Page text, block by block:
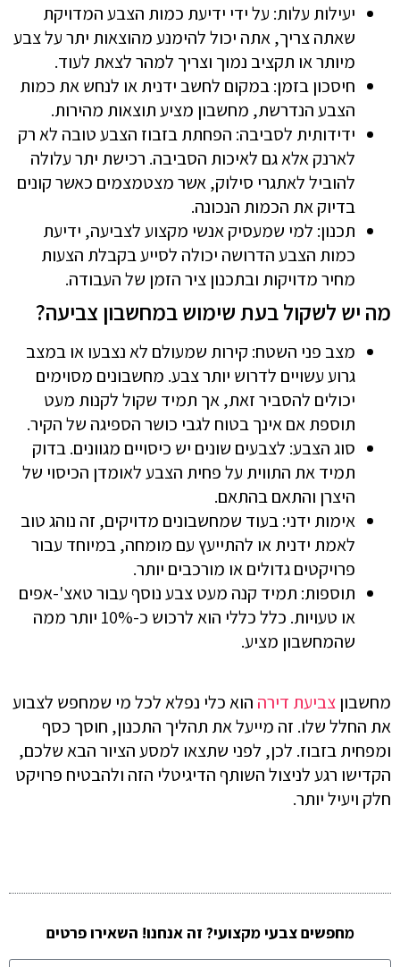
יעילות עלות: על ידי ידיעת כמות הצבע המדויקת
שאתה צריך, אתה יכול להימנע מהוצאות יתר על צבע
מיותר או תקציב נמוך וצריך למהר לצאת לעוד.
חיסכון בזמן: במקום לחשב ידנית או לנחש את כמות
הצבע הנדרשת, מחשבון מציע תוצאות מהירות.
ידידותית לסביבה: הפחתת בזבוז הצבע טובה לא רק
לארנק אלא גם לאיכות הסביבה. רכישת יתר עלולה
להוביל לאתגרי סילוק, אשר מצטמצמים כאשר קונים
בדיוק את הכמות הנכונה.
תכנון: למי שמעסיק אנשי מקצוע לצביעה, ידיעת
כמות הצבע הדרושה יכולה לסייע בקבלת הצעות
מחיר מדויקות ובתכנון ציר הזמן של העבודה.
מה יש לשקול בעת שימוש במחשבון צביעה?
מצב פני השטח: קירות שמעולם לא נצבעו או במצב
גרוע עשויים לדרוש יותר צבע. מחשבונים מסוימים
יכולים להסביר זאת, אך תמיד שקול לקנות מעט
תוספת אם אינך בטוח לגבי כושר הספיגה של הקיר.
סוג הצבע: לצבעים שונים יש כיסויים מגוונים. בדוק
תמיד את התווית על פחית הצבע לאומדן הכיסוי של
היצרן והתאם בהתאם.
אימות ידני: בעוד שמחשבונים מדויקים, זה נוהג טוב
לאמת ידנית או להתייעץ עם מומחה, במיוחד עבור
פרויקטים גדולים או מורכבים יותר.
תוספות: תמיד קנה מעט צבע נוסף עבור טאצ'-אפים
או טעויות. כלל כללי הוא לרכוש כ-10% יותר ממה
שהמחשבון מציע.
מחשבוןצביעת דירה הוא כלי נפלא לכל מי שמחפש לצבוע
את החלל שלו. זה מייעל את תהליך התכנון, חוסך כסף
ומפחית בזבוז. לכן, לפני שתצאו למסע הציור הבא שלכם,
הקדישו רגע לניצול השותף הדיגיטלי הזה ולהבטיח פרויקט
חלק ויעיל יותר.
מחפשים צבעי מקצועי? זה אנחנו! השאירו פרטים